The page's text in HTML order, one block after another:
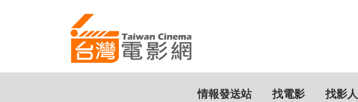
情報發送站 找電影 找影人